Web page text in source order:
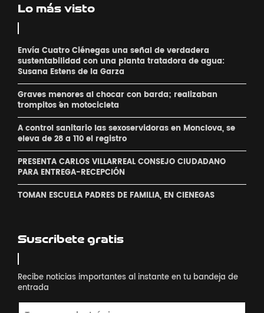
Lo más visto
Envía Cuatro Ciénegas una señal de verdadera
sustentabilidad con una planta tratadora de agua:
Susana Estens de la Garza
Graves menores al chocar con barda; realizaban
´trompitos ´en motocicleta
A control sanitario las sexoservidoras en Monclova, se
eleva de 28 a 110 el registro
PRESENTA CARLOS VILLARREAL CONSEJO CIUDADANO
PARA ENTREGA-RECEPCIÓN
TOMAN ESCUELA PADRES DE FAMILIA, EN CIENEGAS
Suscribete gratis
Recibe noticias importantes al instante en tu bandeja de
entrada